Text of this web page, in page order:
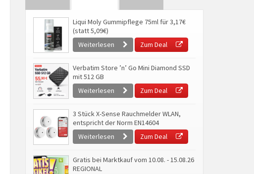
Liqui Moly Gummipflege 75ml für 3,17€
(statt 5,09€)
Weiterlesen
Zum Deal
Verbatim Store ’n’ Go Mini Diamond SSD
mit 512 GB
Weiterlesen
Zum Deal
3 Stück X-Sense Rauchmelder WLAN,
entspricht der Norm EN14604
Weiterlesen
Zum Deal
Gratis bei Marktkauf vom 10.08. - 15.08.26
REGIONAL